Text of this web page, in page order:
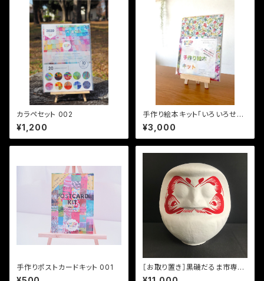
カラペセット 002
¥1,200
手作り絵本キット「いろいろせか
い」
¥3,000
手作りポストカードキット 001
［お取り置き］黒磯だるま市専
用 お顔入り白だるま（メロンサ